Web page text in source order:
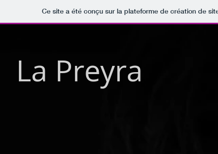
Ce site a été conçu sur la plateforme de création de
La Preyra